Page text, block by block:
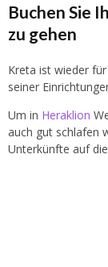
Buchen Sie
zu gehen
Kreta ist wieder
seiner
Um in Heraklion
auch gut schlafen
Unterkünfte auf